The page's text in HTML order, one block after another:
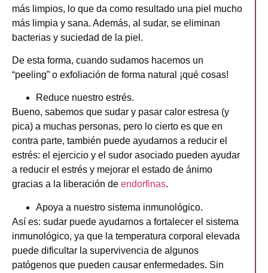
más limpios, lo que da como resultado una piel mucho
más limpia y sana. Además, al sudar, se eliminan
bacterias y suciedad de la piel.
De esta forma, cuando sudamos hacemos un
“peeling” o exfoliación de forma natural ¡qué cosas!
Reduce nuestro estrés.
Bueno, sabemos que sudar y pasar calor estresa (y
pica) a muchas personas, pero lo cierto es que en
contra parte, también puede ayudarnos a reducir el
estrés: el ejercicio y el sudor asociado pueden ayudar
a reducir el estrés y mejorar el estado de ánimo
gracias a la liberación de endorfinas.
Apoya a nuestro sistema inmunológico.
Así es: sudar puede ayudarnos a fortalecer el sistema
inmunológico, ya que la temperatura corporal elevada
puede dificultar la supervivencia de algunos
patógenos que pueden causar enfermedades. Sin